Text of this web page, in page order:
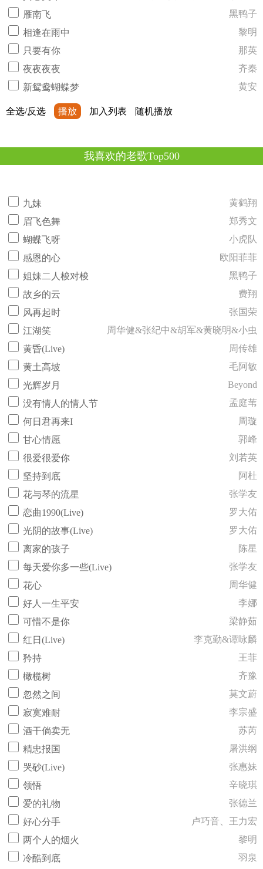
雁南飞
黑鸭子
相逢在雨中
黎明
只要有你
那英
夜夜夜夜
齐秦
新鸳鸯蝴蝶梦
黄安
全选/反选 播放 加入列表 随机播放
我喜欢的老歌Top500
九妹
黄鹤翔
眉飞色舞
郑秀文
蝴蝶飞呀
小虎队
感恩的心
欧阳菲菲
姐妹二人梭对梭
黑鸭子
故乡的云
费翔
风再起时
张国荣
江湖笑
周华健&张纪中&胡军&黄晓明&小虫
黄昏(Live)
周传雄
黄土高坡
毛阿敏
光辉岁月
Beyond
没有情人的情人节
孟庭苇
何日君再来I
周璇
甘心情愿
郭峰
很爱很爱你
刘若英
坚持到底
阿杜
花与琴的流星
张学友
恋曲1990(Live)
罗大佑
光阴的故事(Live)
罗大佑
离家的孩子
陈星
每天爱你多一些(Live)
张学友
花心
周华健
好人一生平安
李娜
可惜不是你
梁静茹
红日(Live)
李克勤&谭咏麟
矜持
王菲
橄榄树
齐豫
忽然之间
莫文蔚
寂寞难耐
李宗盛
酒干倘卖无
苏芮
精忠报国
屠洪纲
哭砂(Live)
张惠妹
领悟
辛晓琪
爱的礼物
张德兰
好心分手
卢巧音、王力宏
两个人的烟火
黎明
冷酷到底
羽泉